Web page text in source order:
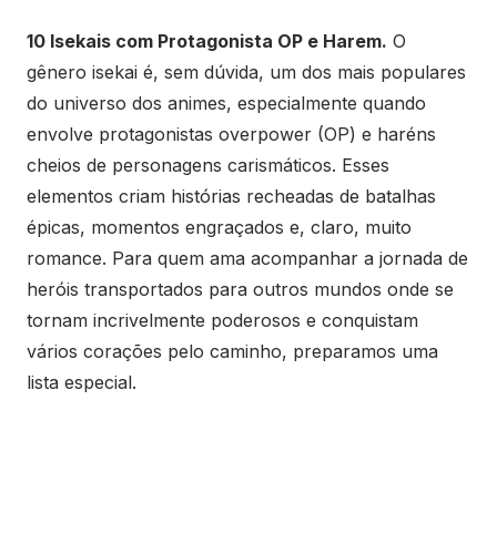
10 Isekais com Protagonista OP e Harem. O
gênero isekai é, sem dúvida, um dos mais populares
do universo dos animes, especialmente quando
envolve protagonistas overpower (OP) e haréns
cheios de personagens carismáticos. Esses
elementos criam histórias recheadas de batalhas
épicas, momentos engraçados e, claro, muito
romance. Para quem ama acompanhar a jornada de
heróis transportados para outros mundos onde se
tornam incrivelmente poderosos e conquistam
vários corações pelo caminho, preparamos uma
lista especial.